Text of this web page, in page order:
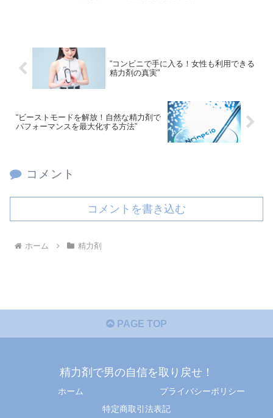
“コンビニで手に入る！女性も利用できる
精力剤の真実”
“ビーストモードを解放！自然な精力剤で
パフォーマンスを最大化する方法”
コメント
コメントを書き込む
ホーム 精力剤
PAGE TOP
精力剤で男の自信を取り戻せ！
ホーム
プライバシーポリシー
特定商取引法表記